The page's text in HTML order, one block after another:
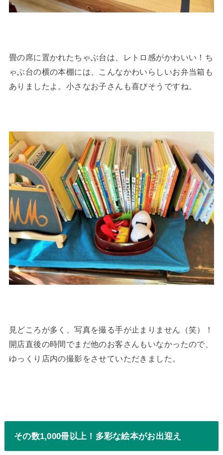
畳の席に置かれたちゃぶ台は、レトロ感がかわいい！ち
ゃぶ台の横の本棚には、こんなかわいらしいお弁当箱も
ありましたよ。小さなお子さんも喜びそうですね。
見どころが多く、写真を撮る手が止まりません（笑）！
開店直後の時間でまだ他のお客さんもいなかったので、
ゆっくり店内の撮影をさせていただきました。
その数1,000冊以上！多彩な絵本がお出迎え